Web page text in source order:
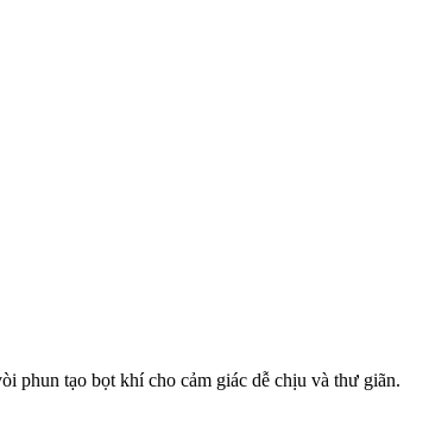
phun tạo bọt khí cho cảm giác dễ chịu và thư giãn.